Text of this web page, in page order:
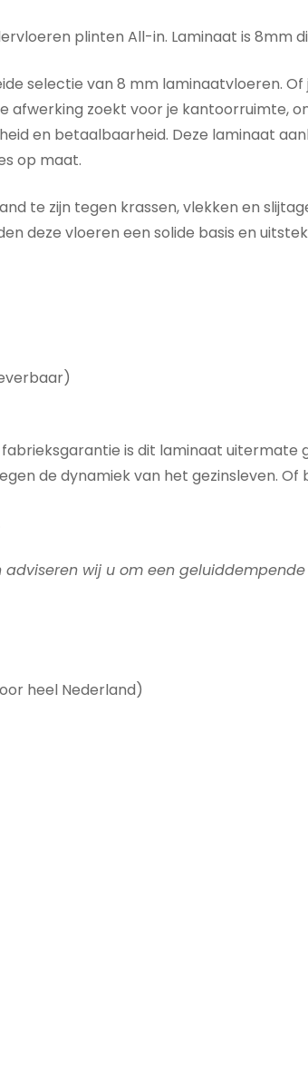
plinten All-in. Laminaat is 8mm
selectie van 8 mm laminaatvloeren.
afwerking zoekt voor je kantoorruimte,
en betaalbaarheid. Deze laminaat
op maat.
te zijn tegen krassen, vlekken en
deze vloeren een solide basis en
fabrieksgarantie is dit laminaat uitermate
de dynamiek van het gezinsleven. Of
wij u om een geluiddempende
heel Nederland)